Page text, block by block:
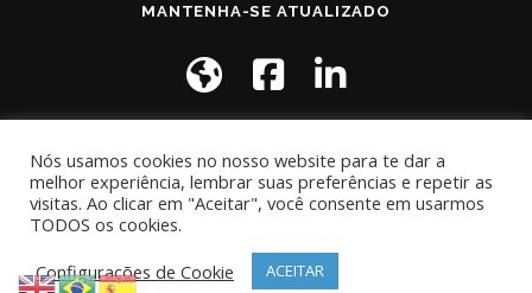
MANTENHA-SE ATUALIZADO
OnePresspor FameThemes
Nós usamos cookies no nosso website para te dar a
melhor experiência, lembrar suas preferências e repetir as
visitas. Ao clicar em "Aceitar", você consente em usarmos
TODOS os cookies.
Configurações de Cookie
ACEITAR